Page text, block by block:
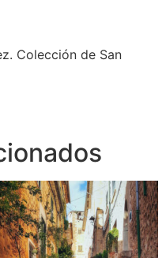
Colección de San